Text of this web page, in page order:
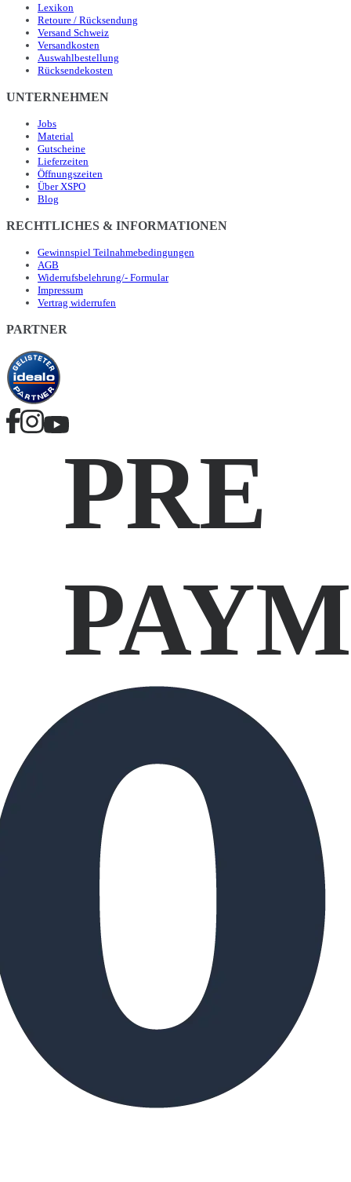
Lexikon
Retoure / Rücksendung
Versand Schweiz
Versandkosten
Auswahlbestellung
Rücksendekosten
UNTERNEHMEN
Jobs
Material
Gutscheine
Lieferzeiten
Öffnungszeiten
Über XSPO
Blog
RECHTLICHES & INFORMATIONEN
Gewinnspiel Teilnahmebedingungen
AGB
Widerrufsbelehrung/- Formular
Impressum
Vertrag widerrufen
PARTNER